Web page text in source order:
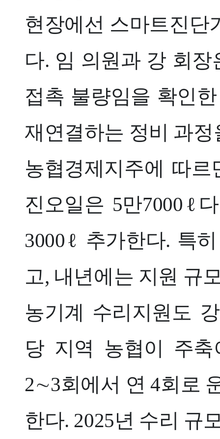
현장에선 스마트진단
다. 임 의원과 강 회
접촉 불량임을 확인
재연결하는 정비 과정
농협경제지주에 따
진오일은 5만7000ℓ
3000ℓ 추가한다. 특
고, 내년에는 지원 규
농기계 수리지원도
당 지역 농협이 주축
2∼3회에서 연 4회로
한다. 2025년 수리 규